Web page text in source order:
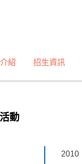
紹 招生資訊
動
2010